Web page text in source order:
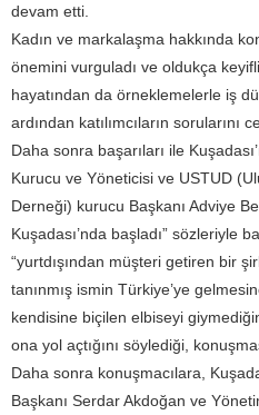
devam etti.
Kadın ve markalaşma hakkında
önemini vurguladı ve oldukça
hayatından da örneklemelerle iş
ardından katılımcıların sorularını
Daha sonra başarıları ile
Kurucu ve Yöneticisi ve USTUD
Derneği) kurucu Başkanı Adviye
Kuşadası’nda başladı” sözleriyle
“yurtdışından müşteri getiren bir
tanınmış ismin Türkiye’ye
kendisine biçilen elbiseyi
ona yol açtığını söylediği,
Daha sonra konuşmacılara,
Başkanı Serdar Akdoğan ve